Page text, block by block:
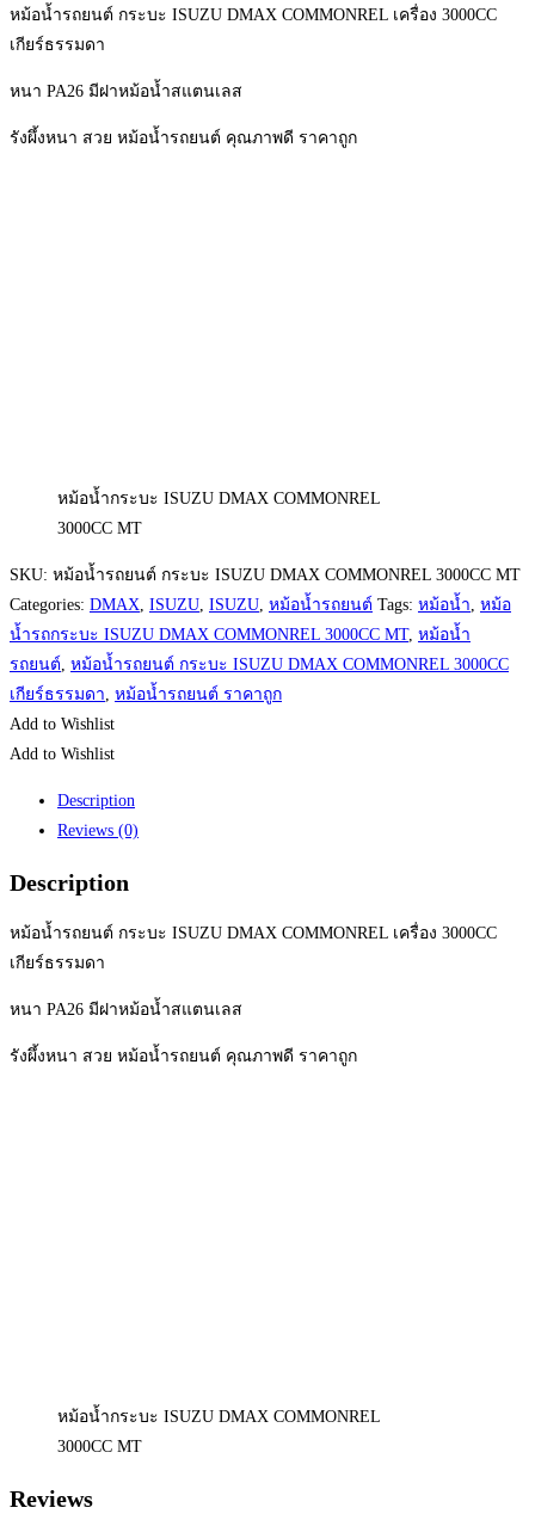
หม้อน้ำรถยนต์ กระบะ ISUZU DMAX COMMONREL เครื่อง 3000CC
เกียร์ธรรมดา
หนา PA26 มีฝาหม้อน้ำสแตนเลส
รังผึ้งหนา สวย หม้อน้ำรถยนต์ คุณภาพดี ราคาถูก
หม้อน้ำกระบะ ISUZU DMAX COMMONREL
3000CC MT
SKU: หม้อน้ำรถยนต์ กระบะ ISUZU DMAX COMMONREL 3000CC MT
Categories: DMAX, ISUZU, ISUZU, หม้อน้ำรถยนต์ Tags: หม้อน้ำ, หม้อ
น้ำรถกระบะ ISUZU DMAX COMMONREL 3000CC MT, หม้อน้ำ
รถยนต์, หม้อน้ำรถยนต์ กระบะ ISUZU DMAX COMMONREL 3000CC
เกียร์ธรรมดา, หม้อน้ำรถยนต์ ราคาถูก
Add to Wishlist
Add to Wishlist
Description
Reviews (0)
Description
หม้อน้ำรถยนต์ กระบะ ISUZU DMAX COMMONREL เครื่อง 3000CC
เกียร์ธรรมดา
หนา PA26 มีฝาหม้อน้ำสแตนเลส
รังผึ้งหนา สวย หม้อน้ำรถยนต์ คุณภาพดี ราคาถูก
หม้อน้ำกระบะ ISUZU DMAX COMMONREL
3000CC MT
Reviews